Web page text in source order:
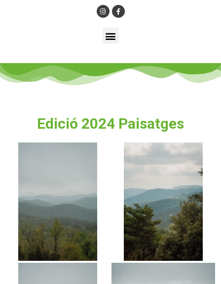
Edició 2024 Paisatges